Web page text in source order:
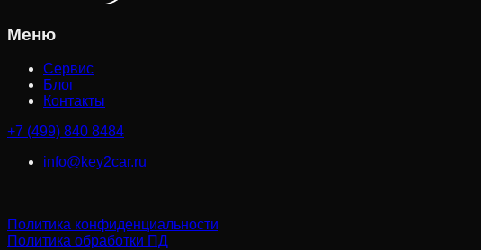
Меню
Сервис
Блог
Контакты
+7 (499) 840 8484
info@key2car.ru
Политика конфиденциальности
Политика обработки ПД